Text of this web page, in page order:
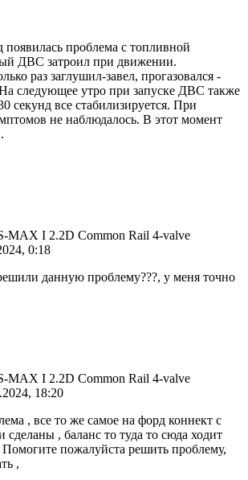
появилась проблема с топливной
ДВС затроил при движении.
раз заглушил-завел, прогазовался -
следующее утро при запуске ДВС также
секунд все стабилизируется. При
не наблюдалось. В этот момент
MAX I 2.2D Common Rail 4-valve
, 0:18
данную проблему???, у меня точно
MAX I 2.2D Common Rail 4-valve
, 18:20
, все то же самое на форд коннект с
, баланс то туда то сюда ходит
Помогите пожалуйста решить проблему,
,